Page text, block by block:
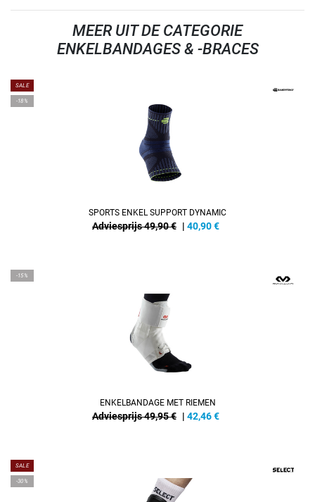
MEER UIT DE CATEGORIE
ENKELBANDAGES & -BRACES
SALE
-18%
SPORTS ENKEL SUPPORT DYNAMIC
Adviesprijs 49,90 € | 40,90€
-15%
ENKELBANDAGE MET RIEMEN
Adviesprijs 49,95 € | 42,46€
SALE
-30%